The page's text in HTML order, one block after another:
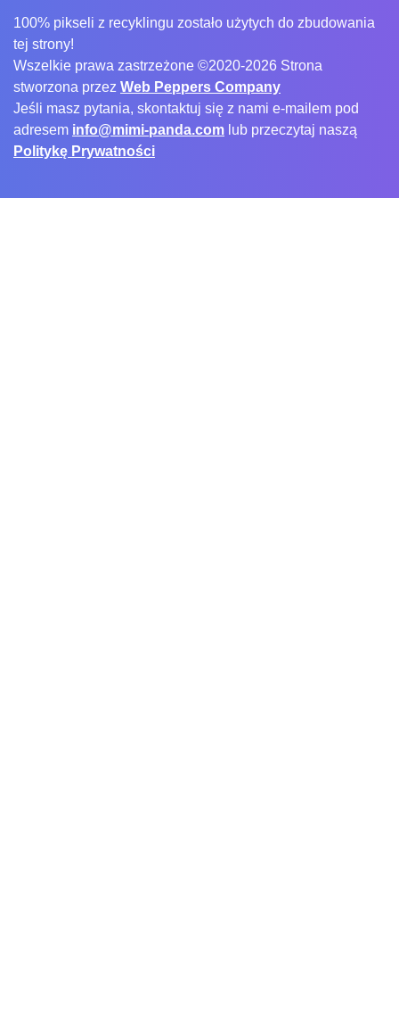
100% pikseli z recyklingu zostało użytych do zbudowania
tej strony!
Wszelkie prawa zastrzeżone ©2020-2026 Strona
stworzona przez Web Peppers Company
Jeśli masz pytania, skontaktuj się z nami e-mailem pod
adresem info@mimi-panda.com lub przeczytaj naszą
Politykę Prywatności